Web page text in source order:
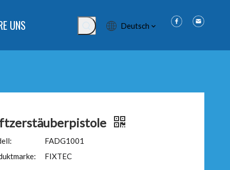
UNS Deutsch
FADG1001
FIXTEC